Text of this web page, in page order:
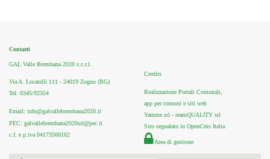
Contatti
GAL Valle Brembana 2020 s.c.r.l.
Via A. Locatelli 111 - 24019 Zogno (BG)
Tel: 0345/92354
Email: info@galvallebrembana2020.it
PEC: galvallebrembana2020srl@pec.it
c.f. e p.iva 04173560162
Credits
Realizzazione Portali Comunali,
app per comuni e siti web
Yamme srl - teamQUALITY srl
Sito segnalato in OpenCms Italia
Area di gestione